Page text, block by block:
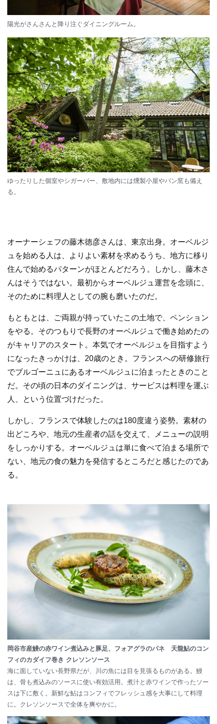
陽光がさんさんと降り注ぐダイニングルーム。
ゆったりした個室やシガーバー、敷地内には燻製小屋やパン窯も備え
る。
オーナーシェフの藤木徳彦さんは、東京出身。オーベルジ
ュを始める人は、よりよい素材を求めるうち、地方に移り
住んで始めるパターンがほとんどだろう。しかし、藤木さ
んはそうではない。最初からオーベルジュ運営を念頭に、
そのために料理人としての腕も磨いたのだ。
もともとは、ご両親が持っていたこの土地で、ペンション
をやる。そのつもりで長野のオーベルジュで働き始めたの
がキャリアのスタート。本気でオーベルジュを目指すよう
になったきっかけは、20歳のとき。フランスへの研修旅行
でブルゴーニュにあるオーベルジュに泊まったときのこと
だ。その頃の日本のダイニングは、サービスは料理を運ぶ
人、という位置づけだった。
しかし、フランスで体験したのは180度違う姿勢。素材の
出どころや、地元の生産者の話を交えて、メニューの説明
をしっかりする。オーベルジュは単に食べて泊まる場所で
ない、地元の食の魅力を発信するところだと感じたのであ
る。
岡谷市産鰻の赤ワイン煮込みと豚足、フォアグラのパネ 天龍鮎のコン
フィのカダイフ巻き クレソンソース
海に面していない長野県だが、川の魚には目を見張るものがある。鰻
は、骨も煮込みのソースに使い有効活用。煮汁と赤ワインで作ったソー
スは下に敷く。新鮮な鮎はコンフィでフレッシュ感を大事にして料理
に。クレソンソースで全体を爽やかに。